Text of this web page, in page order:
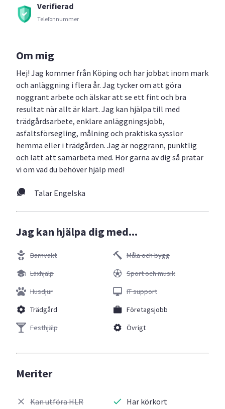
Verifierad
Telefonnummer
Om mig
Hej! Jag kommer från Köping och har jobbat inom mark
och anläggning i flera år. Jag tycker om att göra
noggrant arbete och älskar att se ett fint och bra
resultat när allt är klart. Jag kan hjälpa till med
trädgårdsarbete, enklare anläggningsjobb,
asfaltsförsegling, målning och praktiska sysslor
hemma eller i trädgården. Jag är noggrann, punktlig
och lätt att samarbeta med. Hör gärna av dig så pratar
vi om vad du behöver hjälp med!
Talar Engelska
Jag kan hjälpa dig med...
Barnvakt
Läxhjälp
Husdjur
Trädgård
Festhjälp
Måla och bygg
Sport och musik
IT support
Företagsjobb
Övrigt
Meriter
Kan utföra HLR Har körkort